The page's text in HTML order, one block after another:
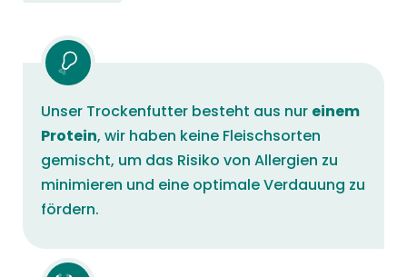
Unser Trockenfutter besteht aus nur einem
Protein, wir haben keine Fleischsorten
gemischt, um das Risiko von Allergien zu
minimieren und eine optimale Verdauung zu
fördern.